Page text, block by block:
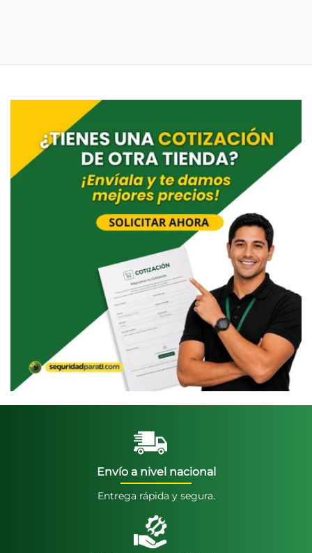
Envío a nivel nacional
Entrega rápida y segura.